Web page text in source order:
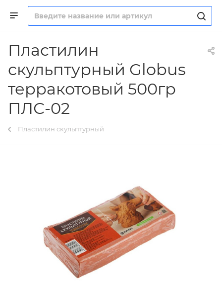
Пластилин
скульптурный Globus
терракотовый 500гр
ПЛС-02
Пластилин скульптурный